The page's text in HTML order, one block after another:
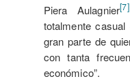
Piera Aulagnier[7]
totalmente
gran parte de
con tanta
económico”.